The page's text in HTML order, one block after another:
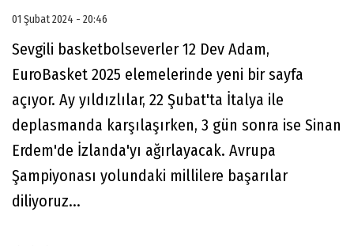
01 Şubat 2024 - 20:46
Sevgili basketbolseverler 12 Dev Adam,
EuroBasket 2025 elemelerinde yeni bir sayfa
açıyor. Ay yıldızlılar, 22 Şubat'ta İtalya ile
deplasmanda karşılaşırken, 3 gün sonra ise Sinan
Erdem'de İzlanda'yı ağırlayacak. Avrupa
Şampiyonası yolundaki millilere başarılar
diliyoruz...